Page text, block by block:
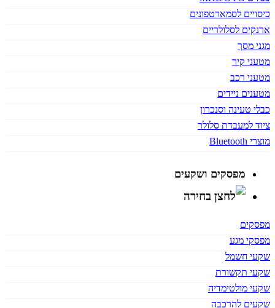
כיסויים לסמארטפונים
ארנקים לסלולריים
מגני מסך
מטעני קיר
מטעני רכב
מטענים ניידים
כבלי טעינה וסנכרון
ציוד למעבדת סלולר
מוצרי Bluetooth
מפסקים ושקעים
מפסקים
מפסקי מגע
שקעי חשמל
שקעי תקשורת
שקעי מולטימדיה
שקעים להרכבה